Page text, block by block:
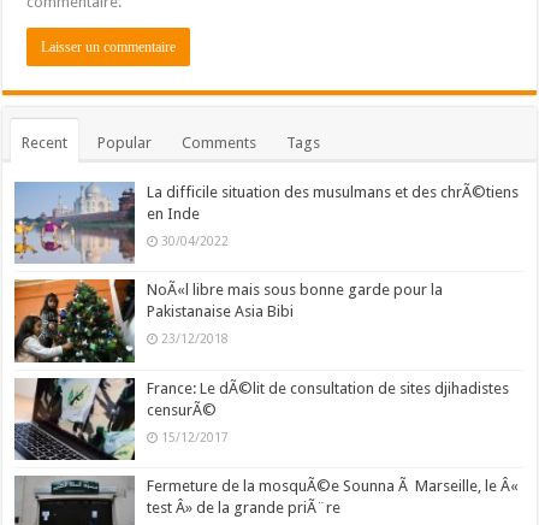
Recent Popular Comments Tags
La difficile situation des musulmans et des chrÃ©tiens
en Inde
30/04/2022
NoÃ«l libre mais sous bonne garde pour la
Pakistanaise Asia Bibi
23/12/2018
France: Le dÃ©lit de consultation de sites djihadistes
censurÃ©
15/12/2017
Fermeture de la mosquÃ©e Sounna Ã Marseille, le Â«
test Â» de la grande priÃ¨re